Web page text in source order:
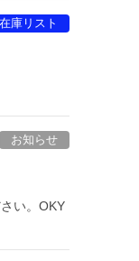
庫リスト
お知らせ
い。OKY